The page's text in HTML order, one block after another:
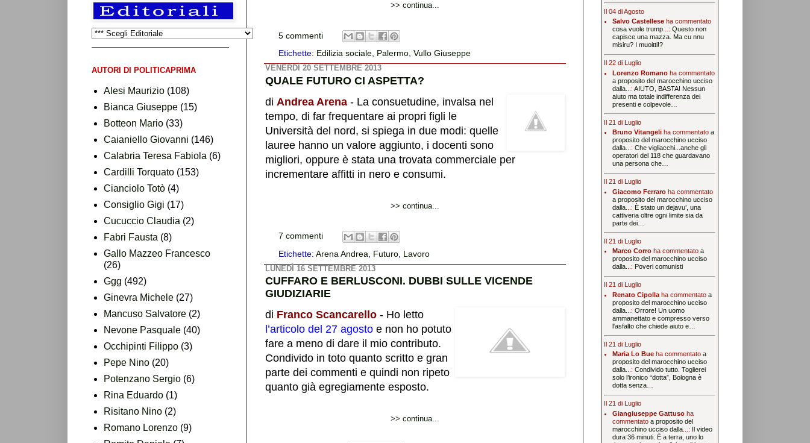
>> continua...
5 commenti
Etichette: Edilizia sociale, Palermo,Vullo Giuseppe
VENERDÌ 20 SETTEMBRE 2013
QUALE FUTURO CI ASPETTA?
di Andrea Arena - La consuetudine, invalsa nel
tempo, di far frequentare ai propri figli le
Università del nord, si spiega in due modi: quelle
lauree hanno un valore aggiunto, i docenti sono
migliori, oppure è stata una trovata commerciale per
incrementare affitti in nero e consumi.
>> continua...
7 commenti
Etichette:Arena Andrea Futuro Lavoro
LUNEDÌ 16 SETTEMBRE 2013
CUFFARO E BERLUSCONI. DUBBI SULLE VICENDE
GIUDIZIARIE
di Franco Scancarello - Ho letto
l’articolo del 27 agosto e non ho potuto
fare a meno di dare il mio contributo.
Condivido in toto quanto scritto e gran
parte dei commenti e quindi non ripeto
quanto già egregiamente esposto.
>> continua...
avete votato il M5S, mi capita di leggere
espressioni di profonda delusione, di attese non
...
AUTORI DI POLITICAPRIMA
Alesi Maurizio (108)
Bianca Giuseppe (15)
Botteon Mario (33)
Caianiello Giovanni (146)
Calabria Teresa Fabiola (6)
Cardilli Torquato (153)
Cianciolo Totò (4)
Consiglio Gigi (17)
Cucuccio Claudia (2)
Fabri Fausta (8)
Gallo Mazzeo Francesco
(26)
Ggg (492)
Ginevra Michele (27)
Mancuso Salvatore (2)
Nevone Pasquale (40)
Occhipinti Filippo (3)
Pepe Nino (20)
Potenzano Sergio (6)
Rina Eduardo (1)
Risitano Nino (2)
Romano Lorenzo (9)
Il 04 di Agosto
Salvo Castelleseha commentato
cosa vuole trump...: Questo non
capisce una mazza. Ma cu nnu
misiru? I muoitti!?
Il 22 di Luglio
Lorenzo Romanoha commentato
a proposito del marocchino ucciso
dalla...: AIUTO, BASTA! Nessun
aiuto ma totale indifferenza dei
presenti e colpevole…
Il 21 di Luglio
Bruno Vitangeliha commentato a
proposito del marocchino ucciso
dalla...: Che vigliacchi...anche gli
operatori del 118 che guardavano
una persona che…
Il 21 di Luglio
Giacomo Ferraroha commentato
a proposito del marocchino ucciso
dalla...: È stato un dejavu’, una
cattiveria oltre ogni limite sia da
parte dei…
Il 21 di Luglio
Marco Corroha commentato a
proposito del marocchino ucciso
dalla...: Poveri comunisti
Il 21 di Luglio
Renato Cipollaha commentato a
proposito del marocchino ucciso
dalla...: Orrore! Un uomo
ammanettato e compresso verso
l'asfalto che chiede aiuto e…
Il 21 di Luglio
Maria Lo Bueha commentato a
proposito del marocchino ucciso
dalla...: Condivido tutto. Toglierei
solo l’ironico “dotta”, Bologna è
dotta senza…
Il 21 di Luglio
Giangiuseppe Gattusoha
commentato a proposito del
marocchino ucciso dalla...: Il video
dura 36 minuti. È a terra, uno lo